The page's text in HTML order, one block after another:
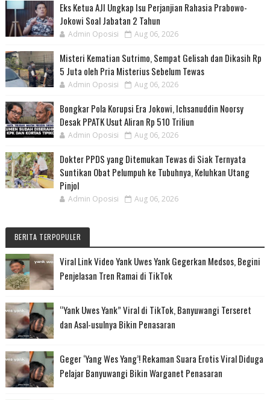
Eks Ketua AJI Ungkap Isu Perjanjian Rahasia Prabowo-
Jokowi Soal Jabatan 2 Tahun
Admin Oposisi Aug 06, 2026
Misteri Kematian Sutrimo, Sempat Gelisah dan Dikasih Rp
5 Juta oleh Pria Misterius Sebelum Tewas
Admin Oposisi Aug 06, 2026
Bongkar Pola Korupsi Era Jokowi, Ichsanuddin Noorsy
Desak PPATK Usut Aliran Rp 510 Triliun
Admin Oposisi Aug 06, 2026
Dokter PPDS yang Ditemukan Tewas di Siak Ternyata
Suntikan Obat Pelumpuh ke Tubuhnya, Keluhkan Utang
Pinjol
Admin Oposisi Aug 06, 2026
BERITA TERPOPULER
Viral Link Video Yank Uwes Yank Gegerkan Medsos, Begini
Penjelasan Tren Ramai di TikTok
“Yank Uwes Yank” Viral di TikTok, Banyuwangi Terseret
dan Asal-usulnya Bikin Penasaran
Geger ‘Yang Wes Yang’! Rekaman Suara Erotis Viral Diduga
Pelajar Banyuwangi Bikin Warganet Penasaran